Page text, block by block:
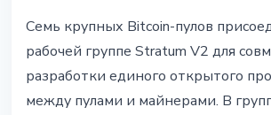
7 крупных Bitcoin-пулов
на Stratum V2: Foundry,
MARA
Семь крупных Bitcoin-пулов
рабочей группе Stratum V2 для
разработки единого открытого
между пулами и майнерами. В